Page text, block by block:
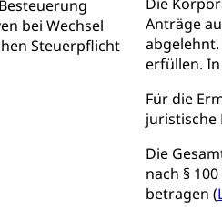
bei Wechsel
Steuerpflicht
Anträge
erfüllen.
Für die
juristische
Die
nach §
betragen (
Polizei
Waffen